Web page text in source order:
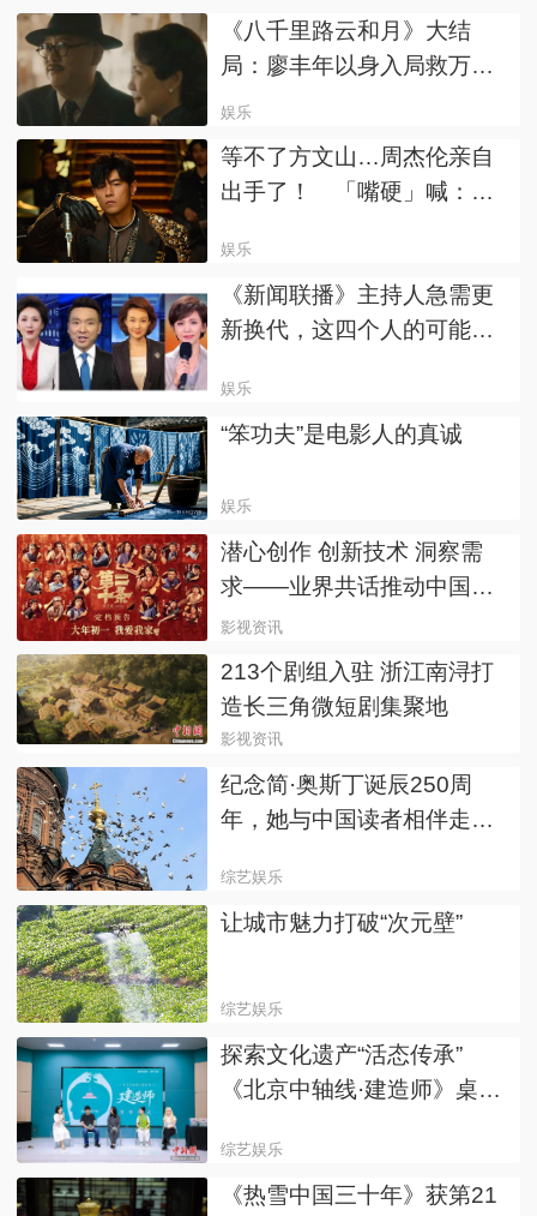
《八千里路云和月》大结
局：廖丰年以身入局救万
福，为兄弟也为国
娱乐
等不了方文山…周杰伦亲自
出手了！ 「嘴硬」喊：谁
娱乐
《新闻联播》主持人急需更
新换代，这四个人的可能性
娱乐
“笨功夫”是电影人的真诚
娱乐
潜心创作 创新技术 洞察需
求——业界共话推动中国电
影高质量发展
影视资讯
213个剧组入驻 浙江南浔打
造长三角微短剧集聚地
影视资讯
纪念简·奥斯丁诞辰250周
年，她与中国读者相伴走过
综艺娱乐
让城市魅力打破“次元壁”
综艺娱乐
探索文化遗产“活态传承”
《北京中轴线·建造师》桌游
综艺娱乐
《热雪中国三十年》获第21